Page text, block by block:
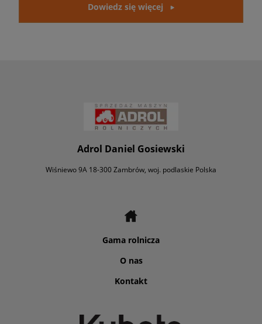
Dowiedz się więcej
Adrol Daniel Gosiewski
Wiśniewo 9A 18-300 Zambrów, woj. podlaskie Polska
Gama rolnicza
O nas
Kontakt